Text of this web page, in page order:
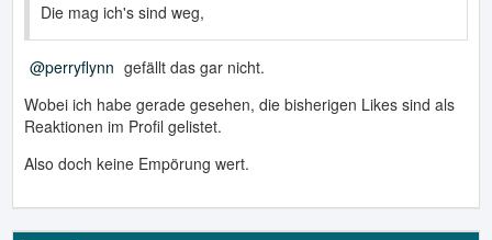
Die mag ich's sind weg,
perryflynn gefällt das gar nicht.
Wobei ich habe gerade gesehen, die bisherigen Likes sind als
Reaktionen im Profil gelistet.
Also doch keine Empörung wert.